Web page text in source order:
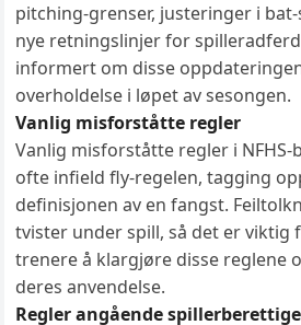
pitching-grenser, justeringer i
nye retningslinjer for
informert om disse
overholdelse i løpet av sesongen.
Vanlig misforståtte regler
Vanlig misforståtte regler i
ofte infield fly-regelen, tagging
definisjonen av en fangst.
tvister under spill, så det er viktig
trenere å klargjøre disse reglene
deres anvendelse.
Regler angående